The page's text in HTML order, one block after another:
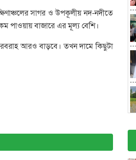
সাগর ও উপকূলীয় নদ-নদীতে
বাজারে এর মূল্য বেশি।
আরও বাড়বে। তখন দামে কিছুটা